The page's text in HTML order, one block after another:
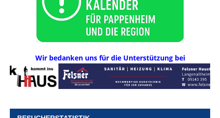
Wir bedanken uns für die Unterstützung bei